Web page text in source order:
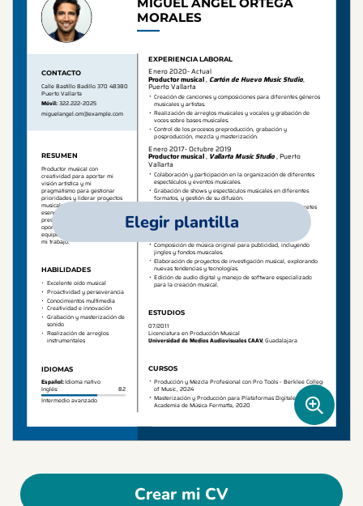
Elegir plantilla
Crear mi CV